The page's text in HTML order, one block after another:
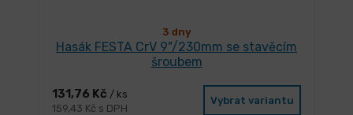
3 dny
Hasák FESTA CrV 9"/230mm se stavěcím
šroubem
131,76 Kč / ks
159,43 Kč s DPH
Vybrat variantu